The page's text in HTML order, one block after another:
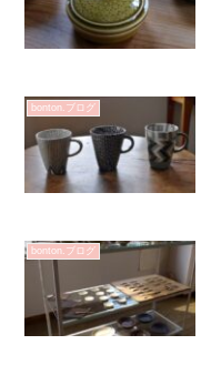
bonton.ブログ
bonton.ブログ